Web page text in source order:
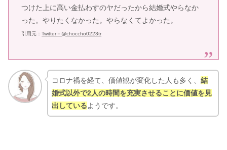
つけた上に高い金払わすのヤだったから結婚式やらなか
った。やりたくなかった。やらなくてよかった。
引用元：Twitter－@choccho0223tr
コロナ禍を経て、価値観が変化した人も多く、 結
婚式以外で2人の時間を充実させることに価値を見
出しているようです。